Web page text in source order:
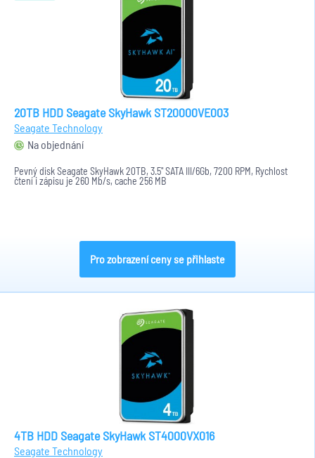
20TB HDD Seagate SkyHawk ST20000VE003
Seagate Technology
Na objednání
Pevný disk Seagate SkyHawk 20TB, 3.5" SATA III/6Gb, 7200 RPM, Rychlost
čtení i zápisu je 260 Mb/s, cache 256 MB
Pro zobrazení ceny se přihlaste
4TB HDD Seagate SkyHawk ST4000VX016
Seagate Technology